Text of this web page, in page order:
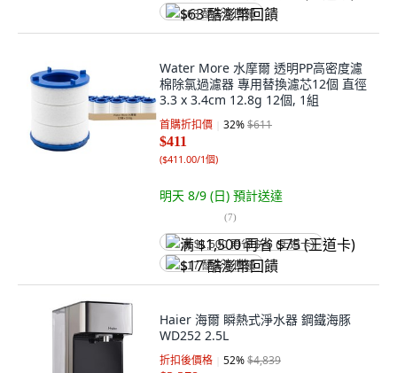
$63 酷澎幣回饋
Water More 水摩爾 透明PP高密度濾
棉除氯過濾器 專用替換濾芯12個 直徑
3.3 x 3.4cm 12.8g 12個, 1組
首購折扣價 32%$611
$411
($411.00/1個)
明天 8/9 (日) 預計送達
(7)
满 $1,500 再省 $75 (王道卡)
$17 酷澎幣回饋
Haier 海爾 瞬熱式淨水器 鋼鐵海豚
WD252 2.5L
折扣後價格 52%$4,839